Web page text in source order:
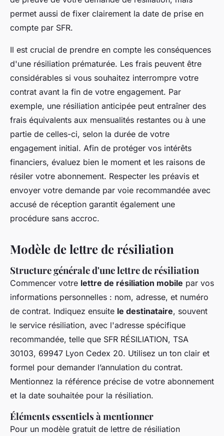
permet aussi de fixer clairement la date de prise en
compte par SFR.
Il est crucial de prendre en compte les conséquences
d'une résiliation prématurée. Les frais peuvent être
considérables si vous souhaitez interrompre votre
contrat avant la fin de votre engagement. Par
exemple, une résiliation anticipée peut entraîner des
frais équivalents aux mensualités restantes ou à une
partie de celles-ci, selon la durée de votre
engagement initial. Afin de protéger vos intérêts
financiers, évaluez bien le moment et les raisons de
résiler votre abonnement. Respecter les préavis et
envoyer votre demande par voie recommandée avec
accusé de réception garantit également une
procédure sans accroc.
Modèle de lettre de résiliation
Structure générale d'une lettre de résiliation
Commencer votre lettre de résiliation mobile par vos
informations personnelles : nom, adresse, et numéro
de contrat. Indiquez ensuite le destinataire, souvent
le service résiliation, avec l'adresse spécifique
recommandée, telle que SFR RÉSILIATION, TSA
30103, 69947 Lyon Cedex 20. Utilisez un ton clair et
formel pour demander l’annulation du contrat.
Mentionnez la référence précise de votre abonnement
et la date souhaitée pour la résiliation.
Éléments essentiels à mentionner
Pour un modèle gratuit de lettre de résiliation